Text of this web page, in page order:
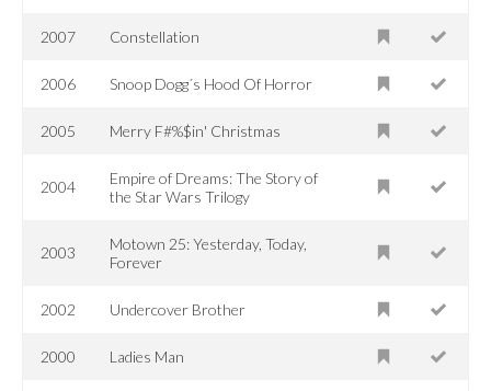
2007 Constellation
2006 Snoop Dogg´s Hood Of Horror
2005 Merry F#%$in' Christmas
2004
Empire of Dreams: The Story of
the Star Wars Trilogy
2003
Motown 25: Yesterday, Today,
Forever
2002 Undercover Brother
2000 Ladies Man